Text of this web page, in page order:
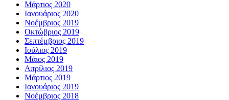
Μάρτιος 2020
Ιανουάριος 2020
Νοέμβριος 2019
Οκτώβριος 2019
Σεπτέμβριος 2019
Ιούλιος 2019
Μάιος 2019
Απρίλιος 2019
Μάρτιος 2019
Ιανουάριος 2019
Νοέμβριος 2018